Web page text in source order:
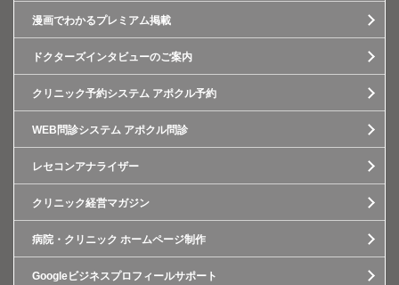
漫画でわかるプレミアム掲載
ドクターズインタビューのご案内
クリニック予約システム アポクル予約
WEB問診システム アポクル問診
レセコンアナライザー
クリニック経営マガジン
病院・クリニック ホームページ制作
Googleビジネスプロフィールサポート